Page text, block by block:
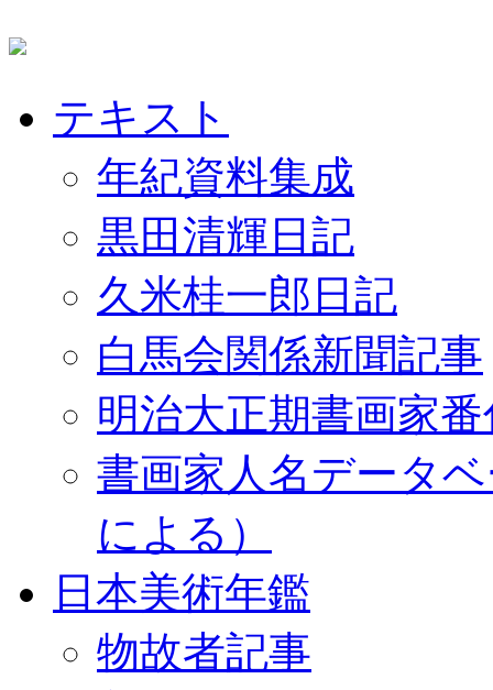
テキスト
年紀資料集成
黒田清輝日記
久米桂一郎日記
白馬会関係新聞記事
明治大正期書画家
書画家人名データ
による）
日本美術年鑑
物故者記事